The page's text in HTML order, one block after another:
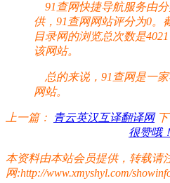
91查网快捷导航服务由
供，91查网网站评分为0。
目录网的浏览总次数是
该网站。
总的来说，91查网是一
网站。
上一篇： 青云英汉互译翻译网
很赞哦
本资料由本站会员提供，转载请
网:http://www.xmyshyl.com/